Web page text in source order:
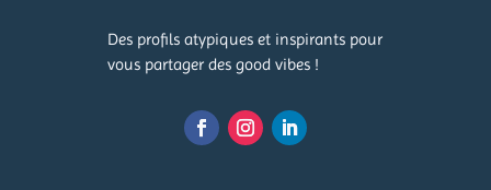
Des profils atypiques et inspirants pour
vous partager des good vibes !